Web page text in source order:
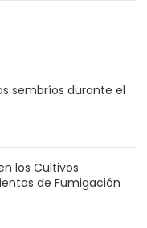
sembríos durante el
los Cultivos
de Fumigación